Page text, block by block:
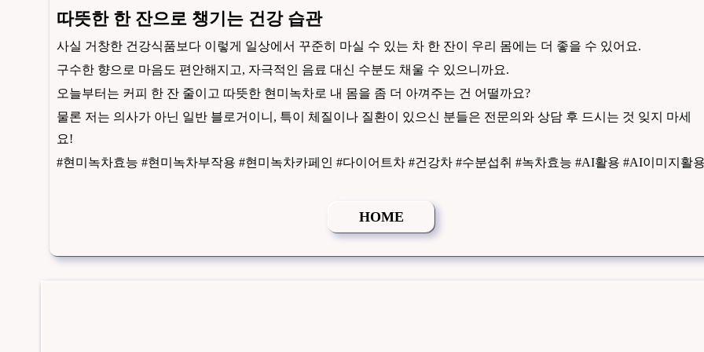
따뜻한 한 잔으로 챙기는 건강 습관
사실 거창한 건강식품보다 이렇게 일상에서 꾸준히 마실 수 있는 차 한 잔이 우리 몸에는 더 좋을 수 있어요.
구수한 향으로 마음도 편안해지고, 자극적인 음료 대신 수분도 채울 수 있으니까요.
오늘부터는 커피 한 잔 줄이고 따뜻한 현미녹차로 내 몸을 좀 더 아껴주는 건 어떨까요?
물론 저는 의사가 아닌 일반 블로거이니, 특이 체질이나 질환이 있으신 분들은 전문의와 상담 후 드시는 것 잊지 마세
요!
#현미녹차효능 #현미녹차부작용 #현미녹차카페인 #다이어트차 #건강차 #수분섭취 #녹차효능 #AI활용 #AI이미지활
HOME